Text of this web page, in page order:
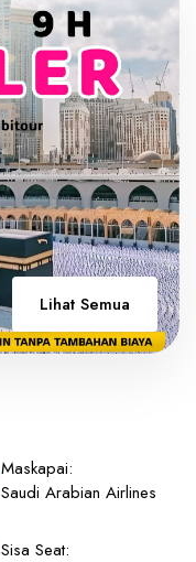
Lihat Semua
Maskapai:
Saudi Arabian Airlines
Sisa Seat: